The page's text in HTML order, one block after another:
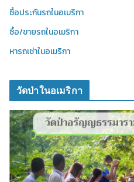
ซื้อประกันรถในอเมริกา
ซื้อ/ขายรถในอเมริกา
หารถเช่าในอเมริกา
วัดป่าในอเมริกา